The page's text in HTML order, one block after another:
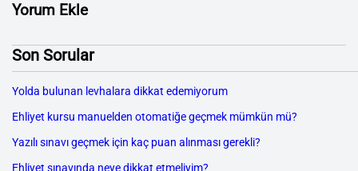
Yorum Ekle
Son Sorular
Yolda bulunan levhalara dikkat edemiyorum
Ehliyet kursu manuelden otomatiğe geçmek mümkün mü?
Yazılı sınavı geçmek için kaç puan alınması gerekli?
Ehliyet sınavında neye dikkat etmeliyim?